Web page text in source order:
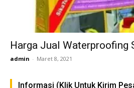
Harga Jual Waterproofing
admin - Maret 8, 2021
Informasi (Klik Untuk Kirim